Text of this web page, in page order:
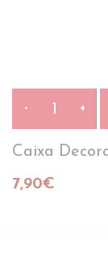
- +
Caixa
7,90€